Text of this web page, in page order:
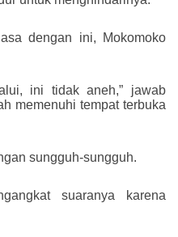
dengan ini,
Mokomoko
ini tidak aneh,” jawab
memenuhi tempat terbuka
sungguh-sungguh.
suaranya karena